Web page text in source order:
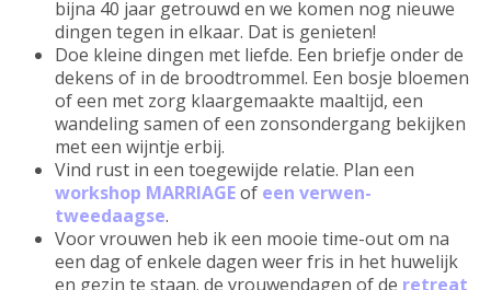
bijna 40 jaar getrouwd en we komen nog nieuwe
dingen tegen in elkaar. Dat is genieten!
Doe kleine dingen met liefde. Een briefje onder de
dekens of in de broodtrommel. Een bosje bloemen
of een met zorg klaargemaakte maaltijd, een
wandeling samen of een zonsondergang bekijken
met een wijntje erbij.
Vind rust in een toegewijde relatie. Plan een
workshop MARRIAGEof een verwen-
tweedaagse.
Voor vrouwen heb ik een mooie time-out om na
een dag of enkele dagen weer fris in het huwelijk
en gezin te staan. de vrouwendagen of de retreat